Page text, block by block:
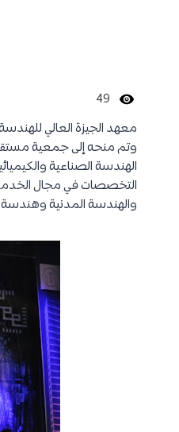
49
الهندسة الصناعية
التخصصات في مجال
والهندسة المدنية وهندسة